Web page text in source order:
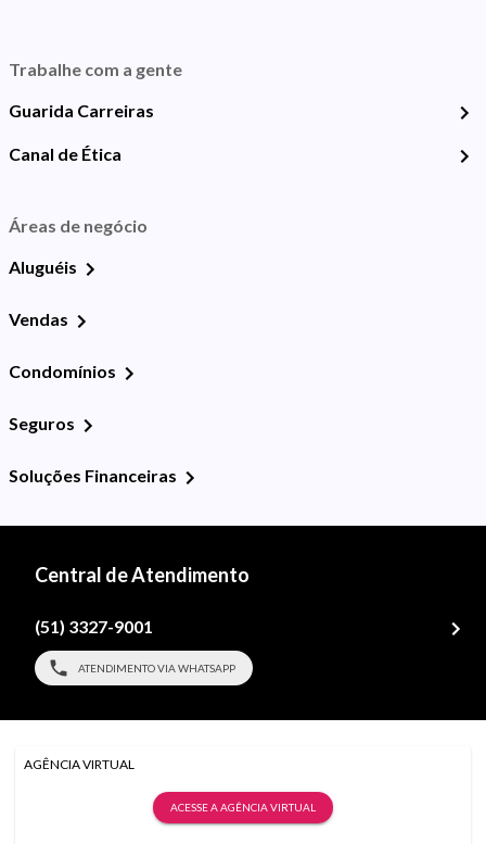
Trabalhe com a gente
Guarida Carreiras
Canal de Ética
Áreas de negócio
Aluguéis
Vendas
Condomínios
Seguros
Soluções Financeiras
Central de Atendimento
(51) 3327-9001
ATENDIMENTO VIA WHATSAPP
AGÊNCIA VIRTUAL
ACESSE A AGÊNCIA VIRTUAL